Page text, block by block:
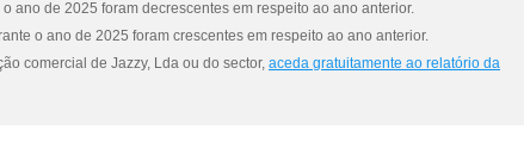
ano de 2025 foram decrescentes em respeito ao ano anterior.
o ano de 2025 foram crescentes em respeito ao ano anterior.
comercial de Jazzy, Lda ou do sector, aceda gratuitamente ao relatório da